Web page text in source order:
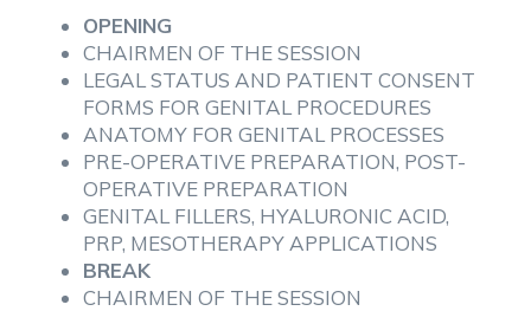
OPENING
CHAIRMEN OF THE SESSION
LEGAL STATUS AND PATIENT CONSENT
FORMS FOR GENITAL PROCEDURES
ANATOMY FOR GENITAL PROCESSES
PRE-OPERATIVE PREPARATION, POST-
OPERATIVE PREPARATION
GENITAL FILLERS, HYALURONIC ACID,
PRP, MESOTHERAPY APPLICATIONS
BREAK
CHAIRMEN OF THE SESSION